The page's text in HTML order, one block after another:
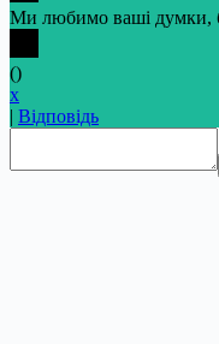
Ми любимо ваші думки,
()
x
| Відповідь